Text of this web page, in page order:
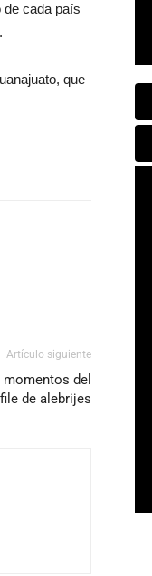
de cada país
que
Artículo siguiente
del
de alebrijes